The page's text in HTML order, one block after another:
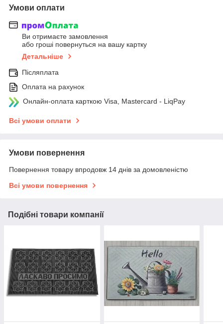
Умови оплати
Ви отримаєте замовлення
або гроші повернуться на вашу картку
Детальніше
Післяплата
Оплата на рахунок
Онлайн-оплата карткою Visa, Mastercard - LiqPay
Всі умови оплати
Умови повернення
Повернення товару впродовж 14 днів за домовленістю
Всі умови повернення
Подібні товари компанії